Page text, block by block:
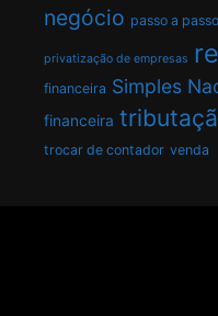
negócio passo a passo
privatização de empresas
financeira Simples
financeira
trocar de contador venda